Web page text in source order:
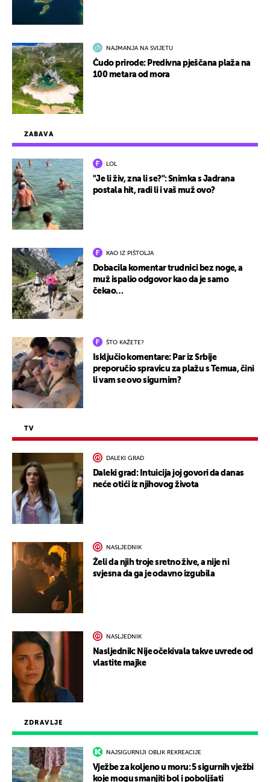
ZDRAVLJE
NAJSIGURNIJI OBLIK REKREACIJE
Vježbe za koljeno u moru: 5 sigurnih vježbi
koje mogu smanjiti bol i poboljšati
ZABAVA
LOL
"Je li živ, zna li se?": Snimka s Jadrana
postala hit, radi li i vaš muž ovo?
KAO IZ PIŠTOLJA
Dobacila komentar trudnici bez noge, a
muž ispalio odgovor kao da je samo
čekao…
ŠTO KAŽETE?
Isključio komentare: Par iz Srbije
preporučio spravicu za plažu s Temua, čini
li vam se ovo sigurnim?
TV
DALEKI GRAD
Daleki grad: Intuicija joj govori da danas
neće otići iz njihovog života
NASLJEDNIK
Želi da njih troje sretno žive, a nije ni
svjesna da ga je odavno izgubila
NASLJEDNIK
Nasljednik: Nije očekivala takve uvrede od
vlastite majke
NAJMANJA NA SVIJETU
Čudo prirode: Predivna pješčana plaža na
100 metara od mora